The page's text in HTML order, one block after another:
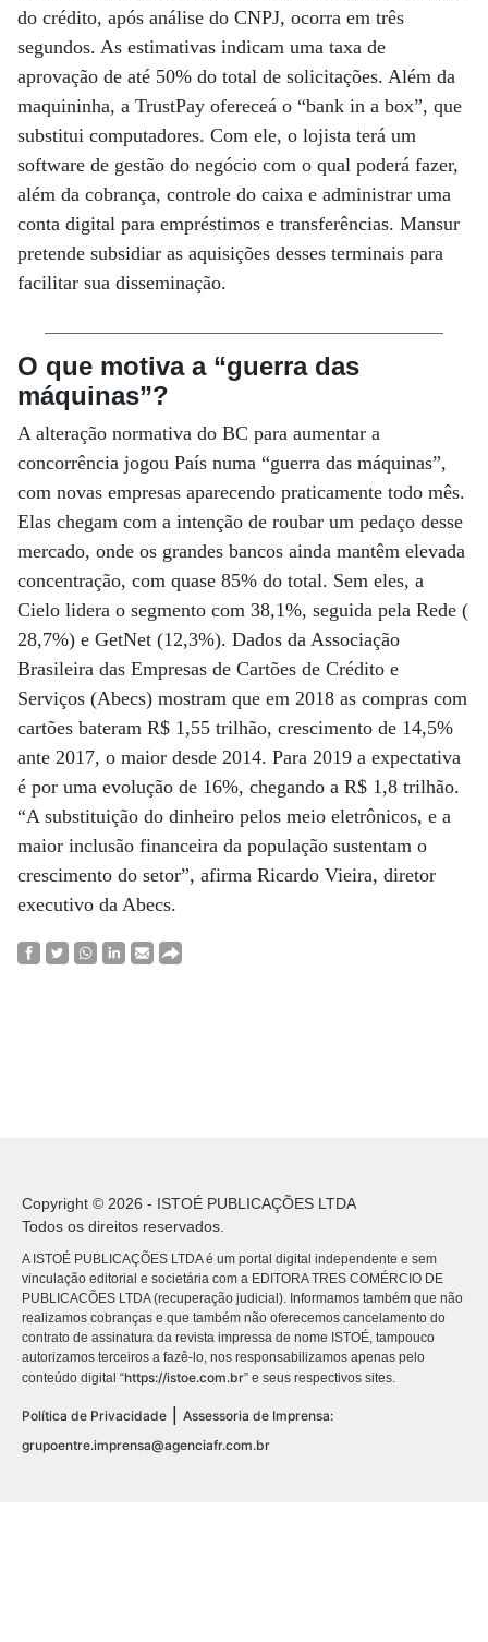
do crédito, após análise do CNPJ, ocorra em três
segundos. As estimativas indicam uma taxa de
aprovação de até 50% do total de solicitações. Além da
maquininha, a TrustPay ofereceá o “bank in a box”, que
substitui computadores. Com ele, o lojista terá um
software de gestão do negócio com o qual poderá fazer,
além da cobrança, controle do caixa e administrar uma
conta digital para empréstimos e transferências. Mansur
pretende subsidiar as aquisições desses terminais para
facilitar sua disseminação.
O que motiva a “guerra das
máquinas”?
A alteração normativa do BC para aumentar a
concorrência jogou País numa “guerra das máquinas”,
com novas empresas aparecendo praticamente todo mês.
Elas chegam com a intenção de roubar um pedaço desse
mercado, onde os grandes bancos ainda mantêm elevada
concentração, com quase 85% do total. Sem eles, a
Cielo lidera o segmento com 38,1%, seguida pela Rede (
28,7%) e GetNet (12,3%). Dados da Associação
Brasileira das Empresas de Cartões de Crédito e
Serviços (Abecs) mostram que em 2018 as compras com
cartões bateram R$ 1,55 trilhão, crescimento de 14,5%
ante 2017, o maior desde 2014. Para 2019 a expectativa
é por uma evolução de 16%, chegando a R$ 1,8 trilhão.
“A substituição do dinheiro pelos meio eletrônicos, e a
maior inclusão financeira da população sustentam o
crescimento do setor”, afirma Ricardo Vieira, diretor
executivo da Abecs.
Copyright © 2026 - ISTOÉ PUBLICAÇÕES LTDA
Todos os direitos reservados.
A ISTOÉ PUBLICAÇÕES LTDA é um portal digital independente e sem
vinculação editorial e societária com a EDITORA TRES COMÉRCIO DE
PUBLICACÕES LTDA (recuperação judicial). Informamos também que não
realizamos cobranças e que também não oferecemos cancelamento do
contrato de assinatura da revista impressa de nome ISTOÉ, tampouco
autorizamos terceiros a fazê-lo, nos responsabilizamos apenas pelo
conteúdo digital “https://istoe.com.br” e seus respectivos sites.
Política de Privacidade
Assessoria de Imprensa:
grupoentre.imprensa@agenciafr.com.br